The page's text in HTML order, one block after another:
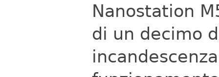
Nanostation
di un decimo